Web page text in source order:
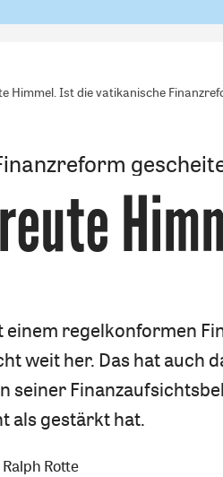
Himmel. Ist die vatikanische
:
einem regelkonformen
weit her. Das hat auch
seiner
als gestärkt hat.
Ralph Rotte